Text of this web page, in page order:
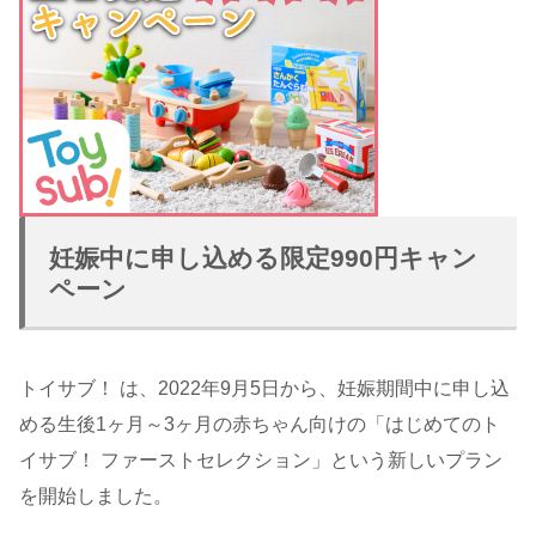
妊娠中に申し込める限定990円キャン
ペーン
トイサブ！ は、2022年9月5日から、妊娠期間中に申し込
める生後1ヶ月～3ヶ月の赤ちゃん向けの「はじめてのト
イサブ！ ファーストセレクション」という新しいプラン
を開始しました。